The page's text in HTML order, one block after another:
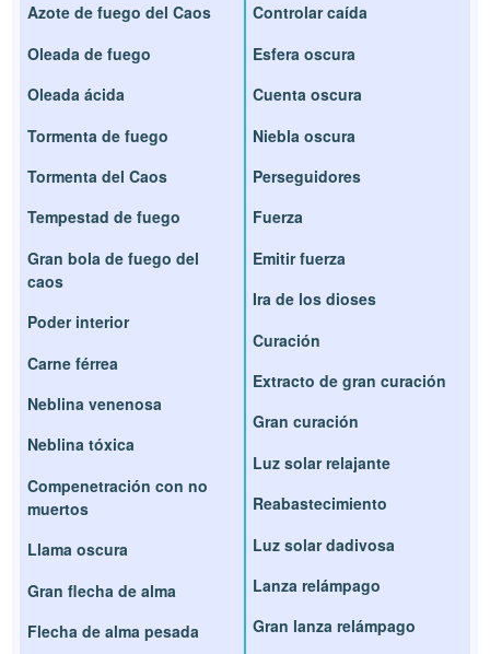
Azote de fuego del Caos
Oleada de fuego
Oleada ácida
Tormenta de fuego
Tormenta del Caos
Tempestad de fuego
Gran bola de fuego del
caos
Poder interior
Carne férrea
Neblina venenosa
Neblina tóxica
Compenetración con no
muertos
Llama oscura
Gran flecha de alma
Flecha de alma pesada
Controlar caída
Esfera oscura
Cuenta oscura
Niebla oscura
Perseguidores
Fuerza
Emitir fuerza
Ira de los dioses
Curación
Extracto de gran curación
Gran curación
Luz solar relajante
Reabastecimiento
Luz solar dadivosa
Lanza relámpago
Gran lanza relámpago